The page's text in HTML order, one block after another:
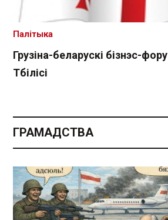
Грузіна-беларускі бізнэс-
Тбілісі
Палітыка
ГРАМАДСТВА